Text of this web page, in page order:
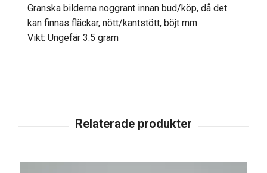
Granska bilderna noggrant innan bud/köp, då det
kan finnas fläckar, nött/kantstött, böjt mm
Vikt: Ungefär 3.5 gram